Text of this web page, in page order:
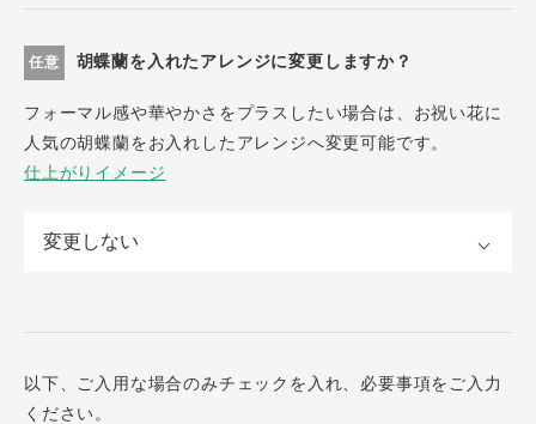
任意 胡蝶蘭を入れたアレンジに変更しますか？
フォーマル感や華やかさをプラスしたい場合は、お祝い花に
人気の胡蝶蘭をお入れしたアレンジへ変更可能です。
仕上がりイメージ
以下、ご入用な場合のみチェックを入れ、必要事項をご入力
ください。